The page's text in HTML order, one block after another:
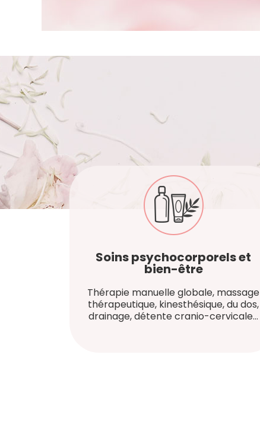
Soins psychocorporels et
bien-être
Thérapie manuelle globale, massage
thérapeutique, kinesthésique, du dos,
drainage, détente cranio-cervicale…